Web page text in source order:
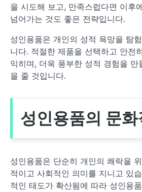
을 시도해 보고, 만족스럽다면 이후
넘어가는 것도 좋은 전략입니다.
성인용품은 개인의 성적 욕망을 탐
니다. 적절한 제품을 선택하고 안전
익히며, 더욱 풍부한 성적 경험을 만
을 줄 것입니다.
성인용품의 문화
성인용품은 단순히 개인의 쾌락을
적이고 사회적인 의미를 지니고 있
적인 태도가 확산됨에 따라 성인용